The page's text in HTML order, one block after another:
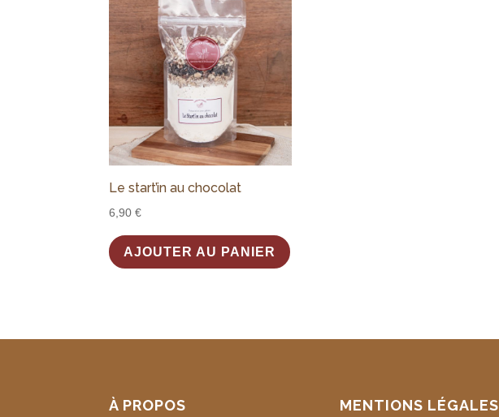
Le start’in au chocolat
6,90€
AJOUTER AU PANIER
À PROPOS MENTIONS LÉGALES